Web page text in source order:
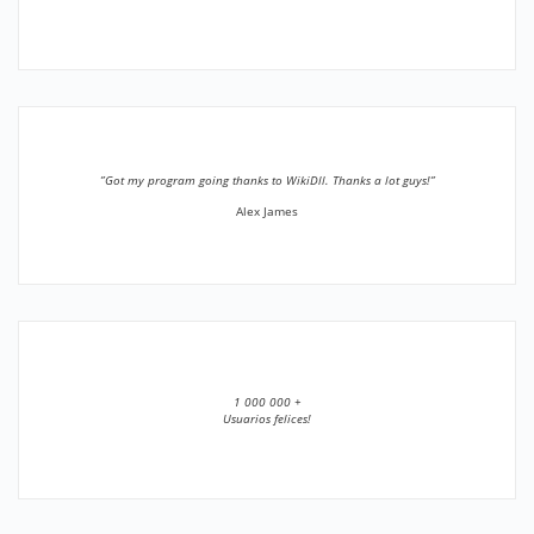
”Got my program going thanks to WikiDll. Thanks a lot guys!”
Alex James
1 000 000 +
Usuarios felices!